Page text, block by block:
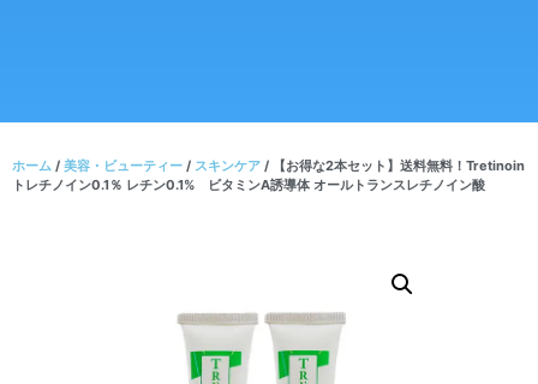
ホーム / 美容・ビューティー / スキンケア / 【お得な2本セット】送料無料！Tretinoin
トレチノイン0.1％ レチン0.1% ビタミンA誘導体 オールトランスレチノイン酸